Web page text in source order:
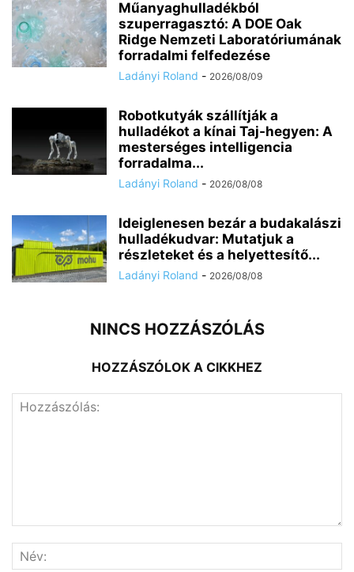
Műanyaghulladékból
szuperragasztó: A DOE Oak
Ridge Nemzeti Laboratóriumának
forradalmi felfedezése
Ladányi Roland - 2026/08/09
Robotkutyák szállítják a
hulladékot a kínai Taj-hegyen: A
mesterséges intelligencia
forradalma...
Ladányi Roland - 2026/08/08
Ideiglenesen bezár a budakalászi
hulladékudvar: Mutatjuk a
részleteket és a helyettesítő...
Ladányi Roland - 2026/08/08
NINCS HOZZÁSZÓLÁS
HOZZÁSZÓLOK A CIKKHEZ